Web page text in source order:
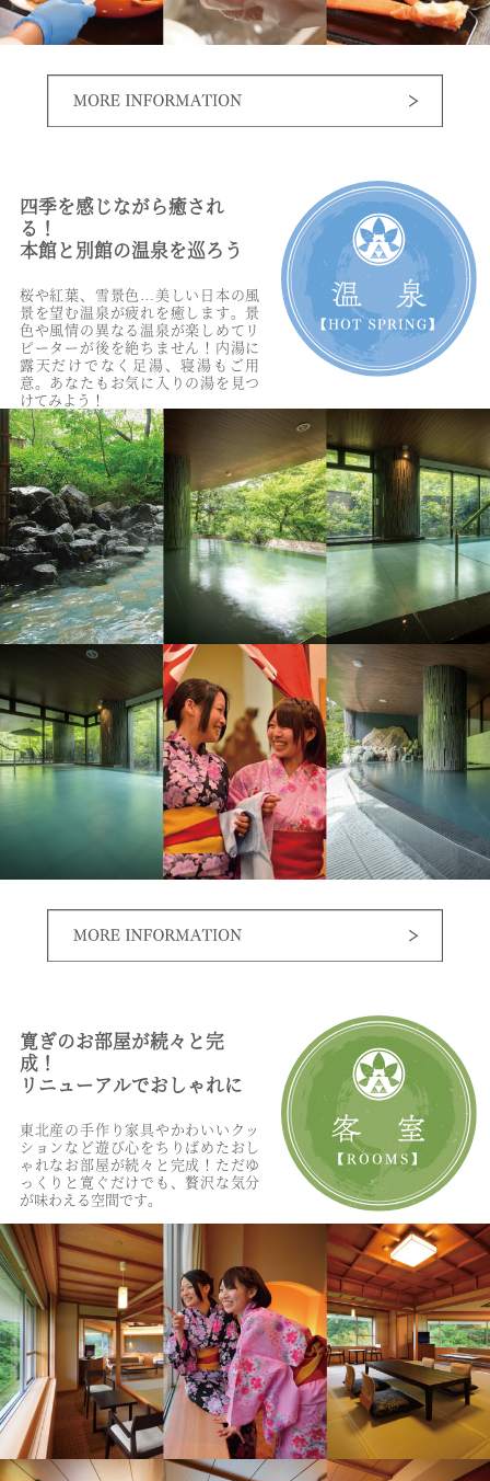
四季を感じながら癒され
る！
本館と別館の温泉を巡ろう
桜や紅葉、雪景色…美しい日本の風
景を望む温泉が疲れを癒します。景
色や風情の異なる温泉が楽しめてリ
ピーターが後を絶ちません！内湯に
露天だけでなく足湯、寝湯もご用
意。あなたもお気に入りの湯を見つ
けてみよう！
寛ぎのお部屋が続々と完
成！
リニューアルでおしゃれに
東北産の手作り家具やかわいいクッ
ションなど遊び心をちりばめたおし
ゃれなお部屋が続々と完成！ただゆ
っくりと寛ぐだけでも、贅沢な気分
が味わえる空間です。